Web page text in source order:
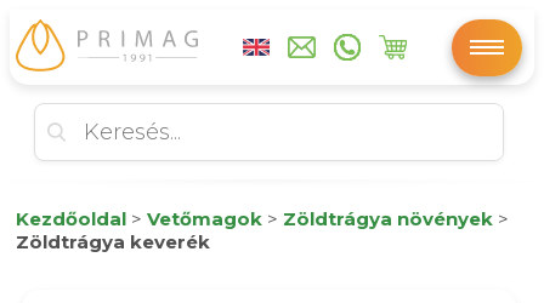
Kezdőoldal > Vetőmagok > Zöldtrágya növények >
Zöldtrágya keverék